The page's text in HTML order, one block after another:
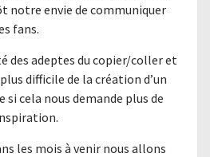
notre envie de communiquer
fans.
des adeptes du copier/coller et
difficile de la création d’un
cela nous demande plus de
les mois à venir nous allons